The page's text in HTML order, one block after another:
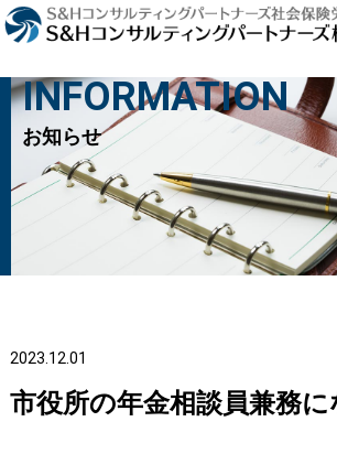
INFORMATION
お知らせ
2023.12.01
市役所の年金相談員兼務